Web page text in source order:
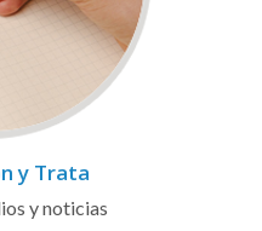
y Trata
y noticias